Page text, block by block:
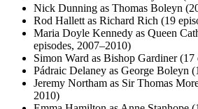
Nick Dunning as Thomas Boleyn
Rod Hallett as Richard Rich (19
Maria Doyle Kennedy as Queen
episodes, 2007–2010)
Simon Ward as Bishop Gardiner (17
Pádraic Delaney as George Boleyn
Jeremy Northam as Sir Thomas
2010)